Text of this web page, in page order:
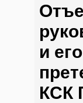
и
КСК